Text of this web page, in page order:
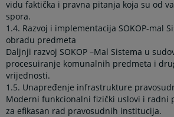
vidu faktička i pravna pitanja koja su od
spora.
1.4. Razvoj i implementacija SOKOP-mal
obradu predmeta
Daljnji razvoj SOKOP –Mal Sistema u
procesuiranje komunalnih predmeta i
vrijednosti.
1.5. Unapređenje infrastrukture
Moderni funkcionalni fizički uslovi i radni
za efikasan rad pravosudnih institucija.